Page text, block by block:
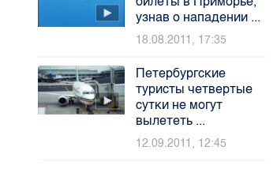
узнав о нападении ...
18.08.2011, 17:35
Петербургские
туристы четвертые
сутки не могут
вылететь ...
12.09.2011, 12:45